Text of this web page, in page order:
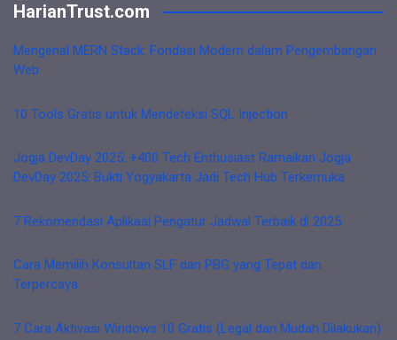
HarianTrust.com
Mengenal MERN Stack: Fondasi Modern dalam Pengembangan
Web
10 Tools Gratis untuk Mendeteksi SQL Injection
Jogja DevDay 2025: +400 Tech Enthusiast Ramaikan Jogja
DevDay 2025: Bukti Yogyakarta Jadi Tech Hub Terkemuka
7 Rekomendasi Aplikasi Pengatur Jadwal Terbaik di 2025
Cara Memilih Konsultan SLF dan PBG yang Tepat dan
Terpercaya
7 Cara Aktivasi Windows 10 Gratis (Legal dan Mudah Dilakukan)